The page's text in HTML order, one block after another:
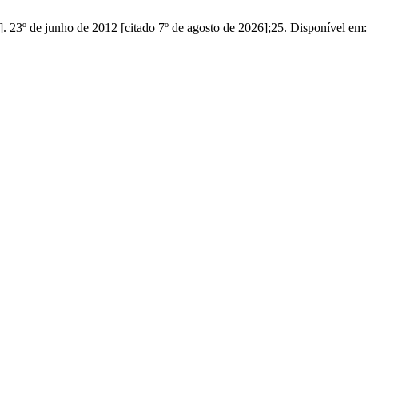
de junho de 2012 [citado 7º de agosto de 2026];25. Disponível em: